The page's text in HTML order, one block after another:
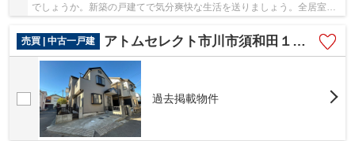
でしょうか。新築の戸建てで気分爽快な生活を送りましょう。全居室収
納は一時的にものを移動したい時に活躍します...
売買 | 中古一戸建
アトムセレクト市川市須和田１丁目中古戸建て
過去掲載物件